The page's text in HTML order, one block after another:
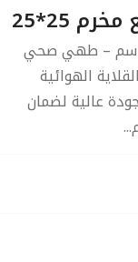
25*25
هوائية ألماني مربع مخرم 25×25 سم – طهي صحي
الهوائية
مصنوع بجودة عالية لضمان